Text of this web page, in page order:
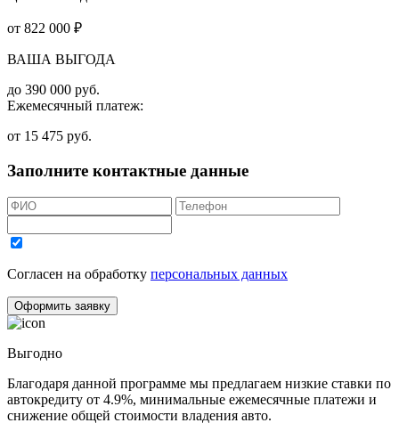
от 822 000 ₽
ВАША ВЫГОДА
до 390 000 руб.
Ежемесячный платеж:
от 15 475 руб.
Заполните контактные данные
Согласен на обработку персональных данных
Оформить заявку
Выгодно
Благодаря данной программе мы предлагаем низкие ставки по
автокредиту от 4.9%, минимальные ежемесячные платежи и
снижение общей стоимости владения авто.